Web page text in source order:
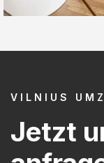
VILNIUS
Jetzt